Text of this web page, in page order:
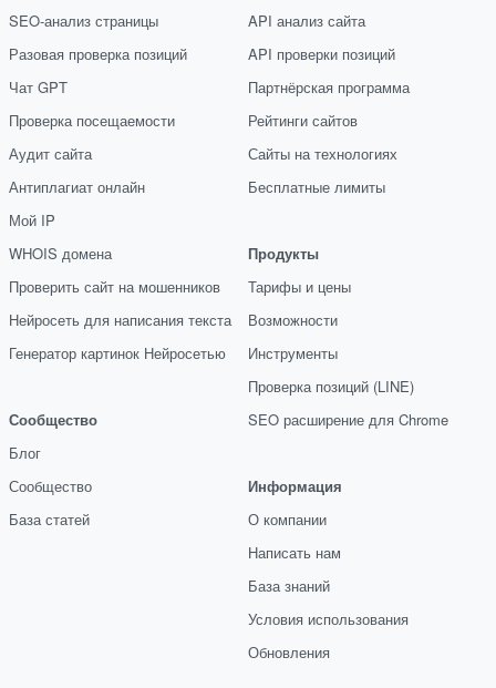
SEO-анализ страницы
Разовая проверка позиций
Чат GPT
Проверка посещаемости
Аудит сайта
Антиплагиат онлайн
Мой IP
WHOIS домена
Проверить сайт на мошенников
Нейросеть для написания текста
Генератор картинок Нейросетью
Сообщество
Блог
Сообщество
База статей
API анализ сайта
API проверки позиций
Партнёрская программа
Рейтинги сайтов
Сайты на технологиях
Бесплатные лимиты
Продукты
Тарифы и цены
Возможности
Инструменты
Проверка позиций (LINE)
SEO расширение для Chrome
Информация
О компании
Написать нам
База знаний
Условия использования
Обновления